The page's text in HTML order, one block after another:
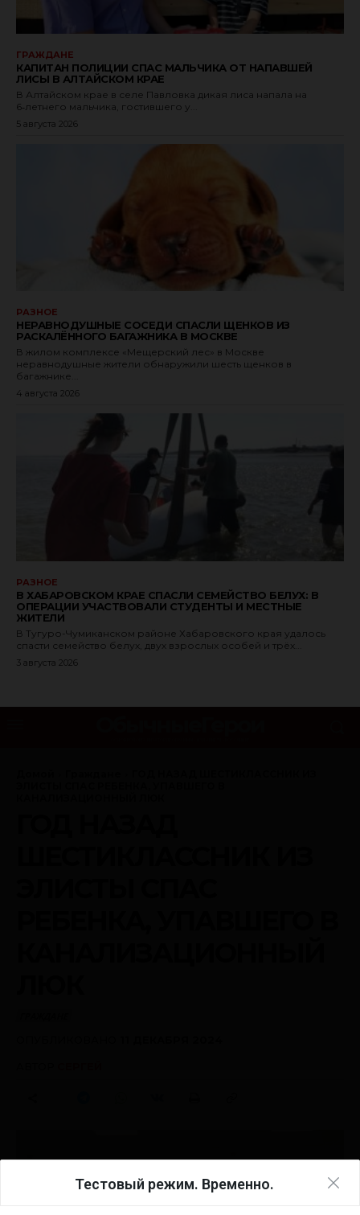
Тестовый режим. Временно.
ГРАЖДАНЕ
КАПИТАН ПОЛИЦИИ СПАС МАЛЬЧИКА ОТ НАПАВШЕЙ
ЛИСЫ В АЛТАЙСКОМ КРАЕ
В Алтайском крае в селе Павловка дикая лиса напала на
6‑летнего мальчика, гостившего у...
5 августа 2026
РАЗНОЕ
НЕРАВНОДУШНЫЕ СОСЕДИ СПАСЛИ ЩЕНКОВ ИЗ
РАСКАЛЁННОГО БАГАЖНИКА В МОСКВЕ
В жилом комплексе «Мещерский лес» в Москве
неравнодушные жители обнаружили шесть щенков в
багажнике...
4 августа 2026
РАЗНОЕ
В ХАБАРОВСКОМ КРАЕ СПАСЛИ СЕМЕЙСТВО БЕЛУХ: В
ОПЕРАЦИИ УЧАСТВОВАЛИ СТУДЕНТЫ И МЕСТНЫЕ
ЖИТЕЛИ
В Тугуро-Чумиканском районе Хабаровского края удалось
спасти семейство белух, двух взрослых особей и трёх...
3 августа 2026